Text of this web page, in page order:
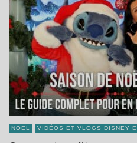
NOËL VIDÉOS ET VLOGS DISNEY